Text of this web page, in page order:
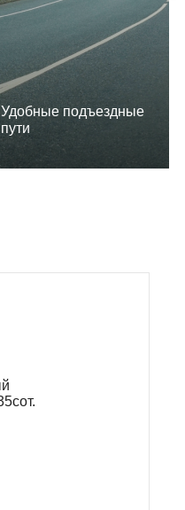
Удобные подъездные
пути